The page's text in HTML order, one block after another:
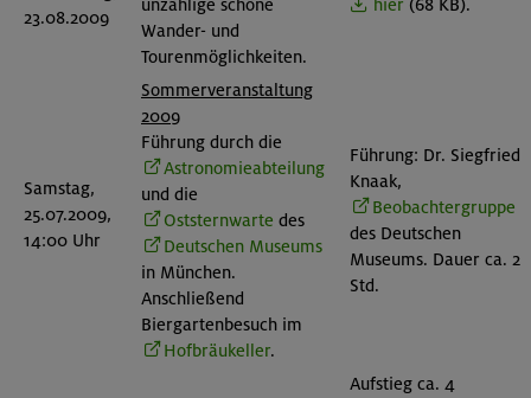
23.08.2009
unzählige schöne
Wander- und
Tourenmöglichkeiten.
hier (68 KB).
Samstag,
25.07.2009,
14:00 Uhr
Sommerveranstaltung
2009
Führung durch die
Astronomieabteilung
und die
Oststernwarte des
Deutschen Museums
in München.
Anschließend
Biergartenbesuch im
Hofbräukeller.
Führung: Dr. Siegfried
Knaak,
Beobachtergruppe
des Deutschen
Museums. Dauer ca. 2
Std.
Aufstieg ca. 4